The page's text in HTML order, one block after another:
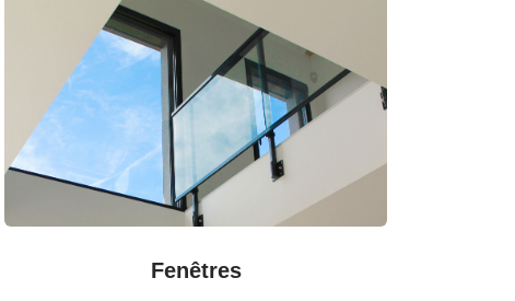
Fenêtres